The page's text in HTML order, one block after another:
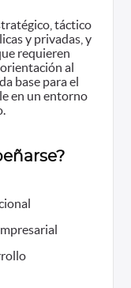
táctico
y privadas, y
requieren
al
base para el
en un entorno